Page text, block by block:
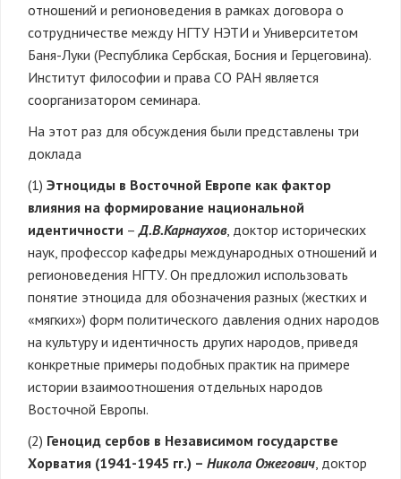
отношений и регионоведения в рамках договора о
сотрудничестве между НГТУ НЭТИ и Университетом
Баня-Луки (Республика Сербская, Босния и Герцеговина).
Институт философии и права СО РАН является
соорганизатором семинара.
На этот раз для обсуждения были представлены три
доклада
(1) Этноциды в Восточной Европе как фактор
влияния на формирование национальной
идентичности –Д.В.Карнаухов, доктор исторических
наук, профессор кафедры международных отношений и
регионоведения НГТУ. Он предложил использовать
понятие этноцида для обозначения разных (жестких и
«мягких») форм политического давления одних народов
на культуру и идентичность других народов, приведя
конкретные примеры подобных практик на примере
истории взаимоотношения отдельных народов
Восточной Европы.
(2) Геноцид сербов в Независимом государстве
Хорватия (1941-1945 гг.) – Никола Ожегович, доктор